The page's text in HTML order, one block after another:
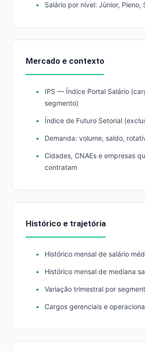
Salário por nível: Júnior, Pleno,
Mercado e contexto
IPS — Índice Portal Salário
segmento)
Índice de Futuro Setorial
Demanda: volume, saldo,
Cidades, CNAEs e empresas
contratam
Histórico e trajetória
Histórico mensal de salário
Histórico mensal de mediana
Variação trimestral por
Cargos gerenciais e